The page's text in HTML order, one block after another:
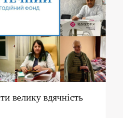
велику вдячність